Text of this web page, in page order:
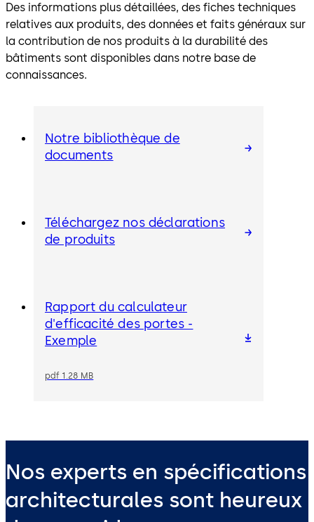
Des informations plus détaillées, des fiches techniques
relatives aux produits, des données et faits généraux sur
la contribution de nos produits à la durabilité des
bâtiments sont disponibles dans notre base de
connaissances.
Notre bibliothèque de
documents
Téléchargez nos déclarations
de produits
Rapport du calculateur
d'efficacité des portes -
Exemple
pdf 1.28 MB
Nos experts en spécifications
architecturales sont heureux